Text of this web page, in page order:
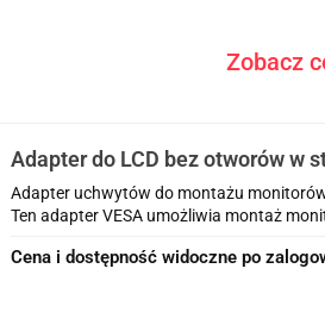
Zobacz
Adapter do LCD bez otworów w
max. obciążenie 8kg
Adapter uchwytów do montażu
Ten adapter VESA umożliwia montaż
Cena i dostępność widoczne po